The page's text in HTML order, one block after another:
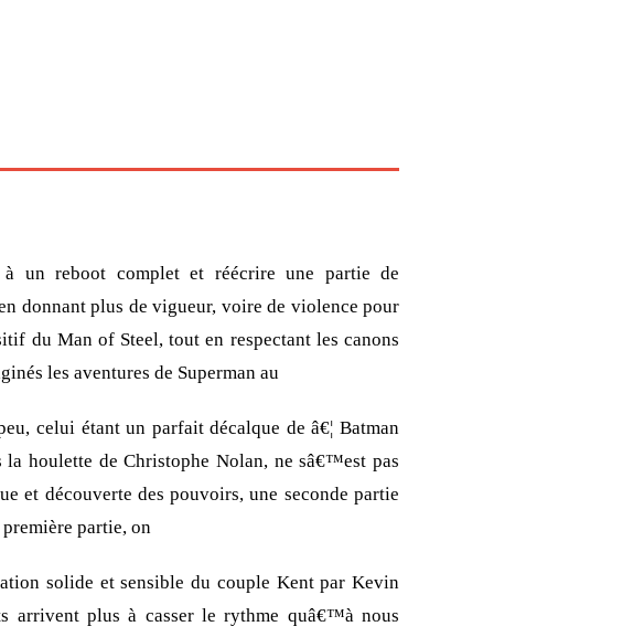
un reboot complet et réécrire une partie de
donnant plus de vigueur, voire de violence pour
du Man of Steel, tout en respectant les canons
les aventures de Superman au
celui étant un parfait décalque de â€¦ Batman
houlette de Christophe Nolan, ne sâ€™est pas
et découverte des pouvoirs, une seconde partie
partie, on
solide et sensible du couple Kent par Kevin
arrivent plus à casser le rythme quâ€™à nous